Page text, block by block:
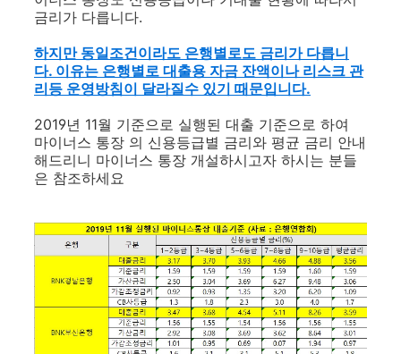
금리가 다릅니다.
하지만 동일조건이라도 은행별로도 금리가 다릅니
다. 이유는 은행별로 대출용 자금 잔액이나 리스크 관
리등 운영방침이 달라질수 있기 때문입니다.
2019년 11월 기준으로 실행된 대출 기준으로 하여
마이너스 통장 의 신용등급별 금리와 평균 금리 안내
해드리니 마이너스 통장 개설하시고자 하시는 분들
은 참조하세요